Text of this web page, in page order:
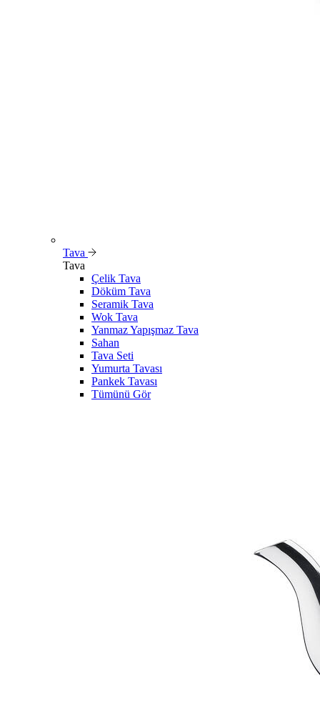
Tava
Tava
Çelik Tava
Döküm Tava
Seramik Tava
Wok Tava
Yanmaz Yapışmaz Tava
Sahan
Tava Seti
Yumurta Tavası
Pankek Tavası
Tümünü Gör